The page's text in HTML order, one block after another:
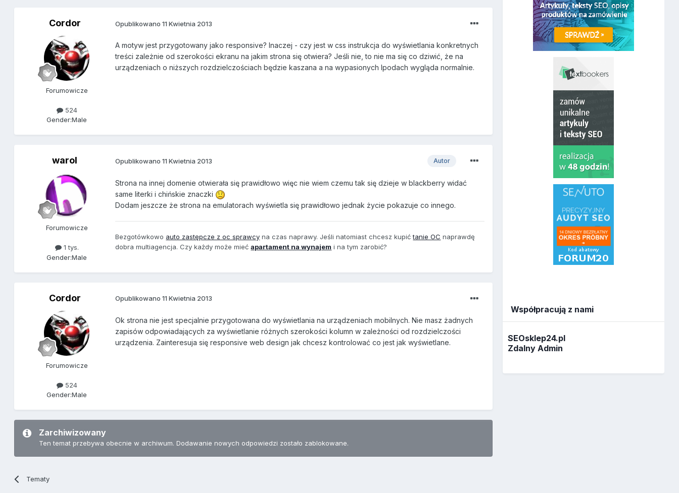
Cordor
Forumowicze
524
Gender:Male
Opublikowano11 Kwietnia 2013
A motyw jest przygotowany jako responsive? Inaczej - czy jest w css instrukcja do wyświetlania konkretnych
treści zależnie od szerokości ekranu na jakim strona się otwiera? Jeśli nie, to nie ma się co dziwić, że na
urządzeniach o niższych rozdzielczościach będzie kaszana a na wypasionych Ipodach wygląda normalnie.
warol
Forumowicze
1 tys.
Gender:Male
Autor
Opublikowano11 Kwietnia 2013
Strona na innej domenie otwierała się prawidłowo więc nie wiem czemu tak się dzieje w blackberry widać
same literki i chińskie znaczki
Dodam jeszcze że strona na emulatorach wyświetla się prawidłowo jednak życie pokazuje co innego.
Bezgotówkowo auto zastępcze z oc sprawcy na czas naprawy. Jeśli natomiast chcesz kupićtanie OC naprawdę
dobra multiagencja. Czy każdy może miećapartament na wynajem i na tym zarobić?
Cordor
Forumowicze
524
Gender:Male
Opublikowano11 Kwietnia 2013
Ok strona nie jest specjalnie przygotowana do wyświetlania na urządzeniach mobilnych. Nie masz żadnych
zapisów odpowiadających za wyświetlanie różnych szerokości kolumn w zależności od rozdzielczości
urządzenia. Zainteresuja się responsive web design jak chcesz kontrolować co jest jak wyświetlane.
Zarchiwizowany
Ten temat przebywa obecnie w archiwum. Dodawanie nowych odpowiedzi zostało zablokowane.
Tematy
Współpracują z nami
SEOsklep24.pl
Zdalny Admin